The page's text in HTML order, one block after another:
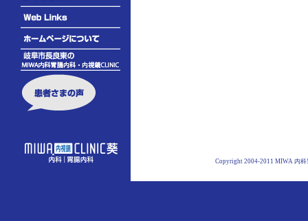
Copyright 2004-2011 MIWA 内